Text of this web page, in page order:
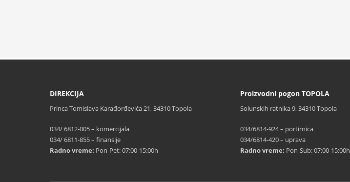
DIREKCIJA
Princa Tomislava Karađorđevića 21, 34310 Topola
034/ 6812-005 – komercijala
034/ 6811-855 – finansije
Radno vreme: Pon-Pet: 07:00-15:00h
Proizvodni pogon TOPOLA
Solunskih ratnika 9, 34310 Topola
034/6814-924 – portirnica
034/6814-420 – uprava
Radno vreme: Pon-Sub: 07:00-15:00h